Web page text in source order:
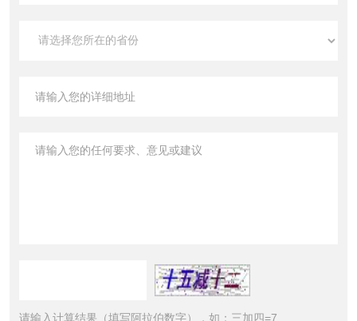
请输入计算结果（填写阿拉伯数字），如：三加四=7